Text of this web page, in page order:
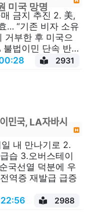
미국 망명
금지 추진 2. 美,
… “기존 비자 소유
거부한 후 미국으
법이민 단속 반...
2931
LA자바시
내 만나기로 2.
습 3.오버스테이
국선열 덕분에 우
역증 재발급 급증
2988